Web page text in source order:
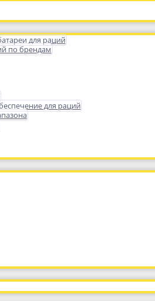
для раций
по брендам
для раций